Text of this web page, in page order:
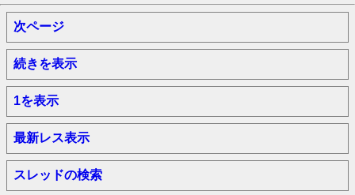
次ページ
続きを表示
1を表示
最新レス表示
スレッドの検索